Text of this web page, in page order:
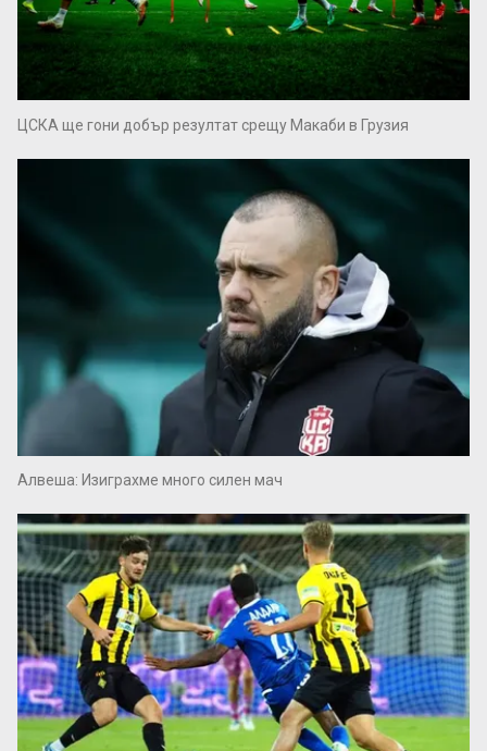
ЦСКА ще гони добър резултат срещу Макаби в Грузия
Алвеша: Изиграхме много силен мач